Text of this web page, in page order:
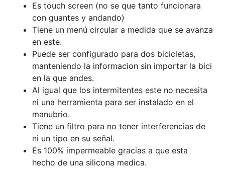
Es touch screen (no se que tanto funcionara
con guantes y andando)
Tiene un menú circular a medida que se avanza
en este.
Puede ser configurado para dos bicicletas,
manteniendo la informacion sin importar la bici
en la que andes.
Al igual que los intermitentes este no necesita
ni una herramienta para ser instalado en el
manubrio.
Tiene un filtro para no tener interferencias de
ni un tipo en su señal.
Es 100% impermeable gracias a que esta
hecho de una silicona medica.